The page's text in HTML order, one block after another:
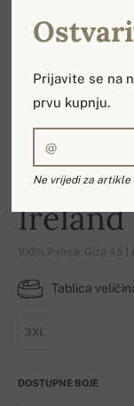
-25%
Ireland
100% Pamuk Giza 45
Tablica
3XL
DOSTUPNE BOJE
Prijavite se na
prvu kupnju.
Ne vrijedi za artikle